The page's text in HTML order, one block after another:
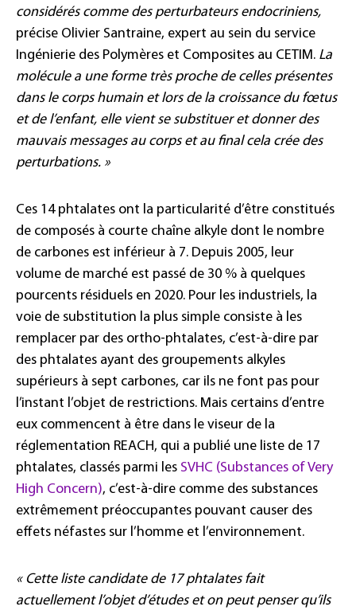
considérés comme des perturbateurs endocriniens,
précise Olivier Santraine, expert au sein du service
Ingénierie des Polymères et Composites au CETIM. La
molécule a une forme très proche de celles présentes
dans le corps humain et lors de la croissance du fœtus
et de l’enfant, elle vient se substituer et donner des
mauvais messages au corps et au final cela crée des
perturbations. »
Ces 14 phtalates ont la particularité d’être constitués
de composés à courte chaîne alkyle dont le nombre
de carbones est inférieur à 7. Depuis 2005, leur
volume de marché est passé de 30 % à quelques
pourcents résiduels en 2020. Pour les industriels, la
voie de substitution la plus simple consiste à les
remplacer par des ortho-phtalates, c’est-à-dire par
des phtalates ayant des groupements alkyles
supérieurs à sept carbones, car ils ne font pas pour
l’instant l’objet de restrictions. Mais certains d’entre
eux commencent à être dans le viseur de la
réglementation REACH, qui a publié une liste de 17
phtalates, classés parmi les SVHC (Substances of Very
High Concern), c’est-à-dire comme des substances
extrêmement préoccupantes pouvant causer des
effets néfastes sur l’homme et l’environnement.
« Cette liste candidate de 17 phtalates fait
actuellement l’objet d’études et on peut penser qu’ils